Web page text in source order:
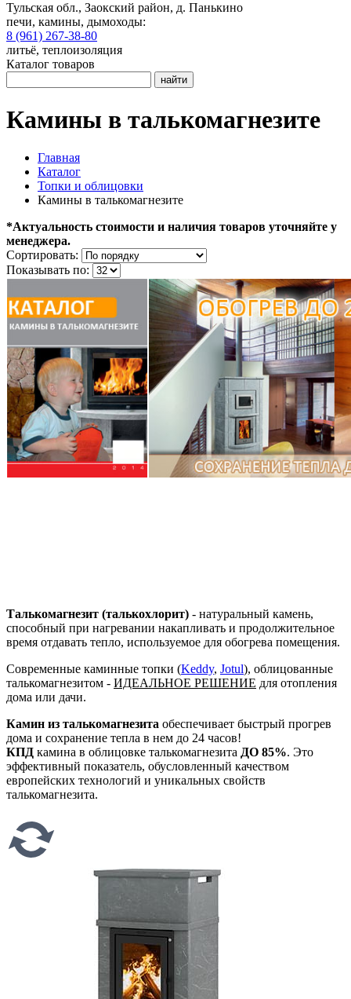
Тульская обл., Заокский район, д. Панькино
печи, камины, дымоходы:
8 (961) 267-38-80
литьё, теплоизоляция
Каталог товаров
найти
Камины в талькомагнезите
Главная
Каталог
Топки и облицовки
Камины в талькомагнезите
*Актуальность стоимости и наличия товаров уточняйте у
менеджера.
Сортировать:
Показывать по:
Талькомагнезит (талькохлорит) - натуральный камень,
способный при нагревании накапливать и продолжительное
время отдавать тепло, используемое для обогрева помещения.
Современные каминные топки (Keddy, Jotul), облицованные
талькомагнезитом - ИДЕАЛЬНОЕ РЕШЕНИЕ для отопления
дома или дачи.
Камин из талькомагнезита обеспечивает быстрый прогрев
дома и сохранение тепла в нем до 24 часов!
КПД камина в облицовке талькомагнезита ДО 85%. Это
эффективный показатель, обусловленный качеством
европейских технологий и уникальных свойств
талькомагнезита.